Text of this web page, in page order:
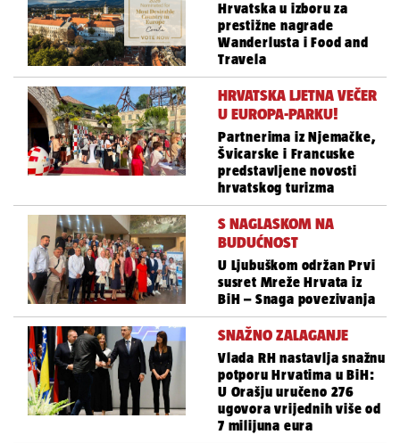
Hrvatska u izboru za
prestižne nagrade
Wanderlusta i Food and
Travela
HRVATSKA LJETNA VEČER
U EUROPA-PARKU!
Partnerima iz Njemačke,
Švicarske i Francuske
predstavljene novosti
hrvatskog turizma
S NAGLASKOM NA
BUDUĆNOST
U Ljubuškom održan Prvi
susret Mreže Hrvata iz
BiH – Snaga povezivanja
SNAŽNO ZALAGANJE
Vlada RH nastavlja snažnu
potporu Hrvatima u BiH:
U Orašju uručeno 276
ugovora vrijednih više od
7 milijuna eura